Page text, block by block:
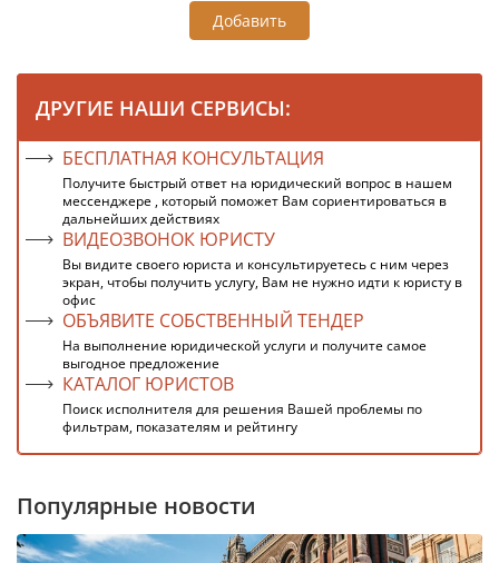
Добавить
ДРУГИЕ НАШИ СЕРВИСЫ:
БЕСПЛАТНАЯ КОНСУЛЬТАЦИЯ
Получите быстрый ответ на юридический вопрос в нашем
мессенджере , который поможет Вам сориентироваться в
дальнейших действиях
ВИДЕОЗВОНОК ЮРИСТУ
Вы видите своего юриста и консультируетесь с ним через
экран, чтобы получить услугу, Вам не нужно идти к юристу в
офис
ОБЪЯВИТЕ СОБСТВЕННЫЙ ТЕНДЕР
На выполнение юридической услуги и получите самое
выгодное предложение
КАТАЛОГ ЮРИСТОВ
Поиск исполнителя для решения Вашей проблемы по
фильтрам, показателям и рейтингу
Популярные новости